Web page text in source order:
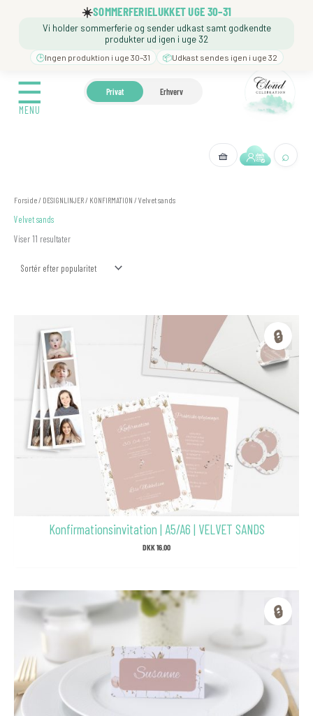
☀️SOMMERFERIELUKKET UGE 30–31
Vi holder sommerferie og sender udkast samt godkendte
produkter ud igen i uge 32
🕒Ingen produktion i uge 30–31 📦Udkast sendes igen i uge 32
☰
MENU
Privat Erhverv
🧺 ⌕
☰
MENU
🍼 BARNEDÅB ❓️ BESØG VORES
Forside / DESIGNLINJER / KONFIRMATION / Velvet sands
Velvet sands
Viser 11 resultater
Sorteret
efter
🔒
Konfirmationsinvitation | A5/A6 | VELVET SANDS
DKK16.00
🔒